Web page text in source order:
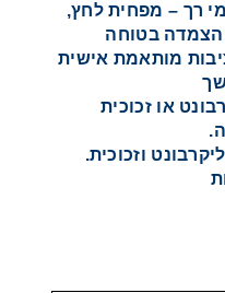
רך – מפחית לחץ,
הצמדה בטוחה
מותאמת אישית
או זכוכית
וזכוכית.